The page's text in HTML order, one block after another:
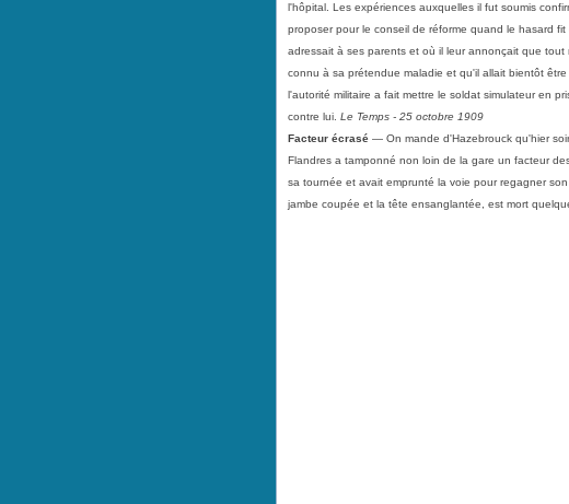
l'hôpital. Les expériences auxquelles il fut soumis
proposer pour le conseil de réforme quand le hasard
adressait à ses parents et où il leur annonçait que
connu à sa prétendue maladie et qu'il allait bientôt
l'autorité militaire a fait mettre le soldat simulateur en
contre lui. Le Temps - 25 octobre 1909
Facteur écrasé — On mande d'Hazebrouck qu'hier
Flandres a tamponné non loin de la gare un facteur
sa tournée et avait emprunté la voie pour regagner
jambe coupée et la tête ensanglantée, est mort